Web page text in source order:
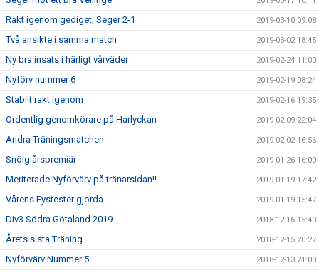
Rakt igenom gediget, Seger 2-1 2019-03-10 09:08
Två ansikte i samma match 2019-03-02 18:45
Ny bra insats i härligt vårväder 2019-02-24 11:00
Nyförv nummer 6 2019-02-19 08:24
Stabilt rakt igenom 2019-02-16 19:35
Ordentlig genomkörare på Harlyckan 2019-02-09 22:04
Andra Träningsmatchen 2019-02-02 16:56
Snöig årspremiär 2019-01-26 16:00
Meriterade Nyförvärv på tränarsidan!! 2019-01-19 17:42
Vårens Fystester gjorda 2019-01-19 15:47
Div3 Södra Götaland 2019 2018-12-16 15:40
Årets sista Träning 2018-12-15 20:27
Nyförvärv Nummer 5 2018-12-13 21:00